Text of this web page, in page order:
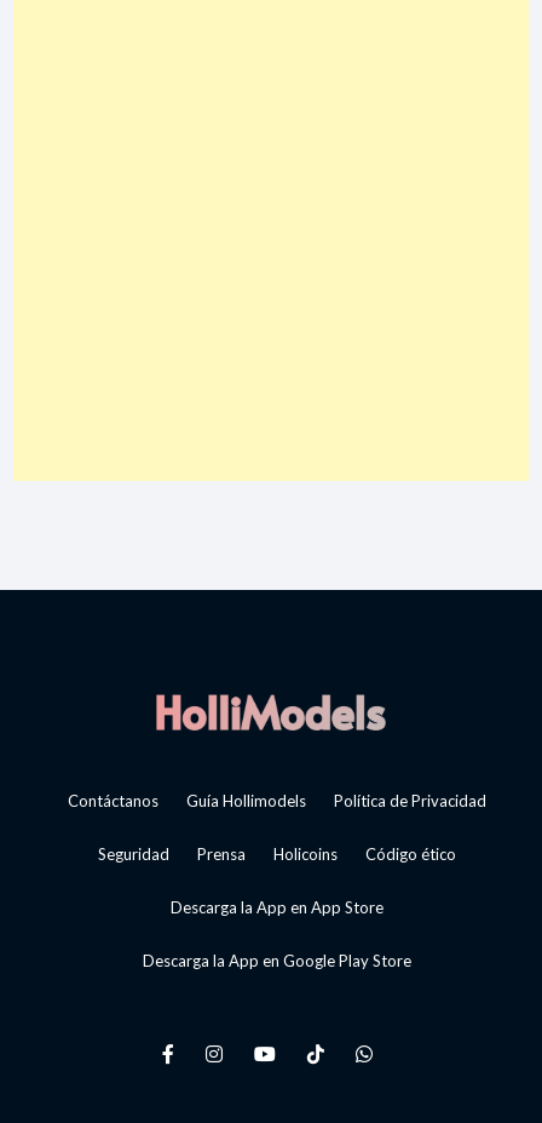
Contáctanos Guía Hollimodels Política de Privacidad
Seguridad Prensa Holicoins Código ético
Descarga la App en App Store
Descarga la App en Google Play Store